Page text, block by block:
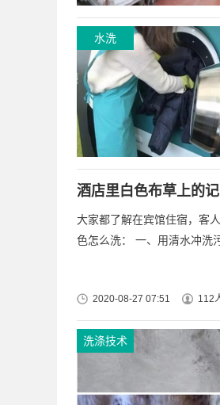
水洗
酒店里白色布草上的
大家都了解在宾馆住宿，客
色怎么洗： 一、用清水冲洗
2020-08-27 07:51 112
洗涤技术